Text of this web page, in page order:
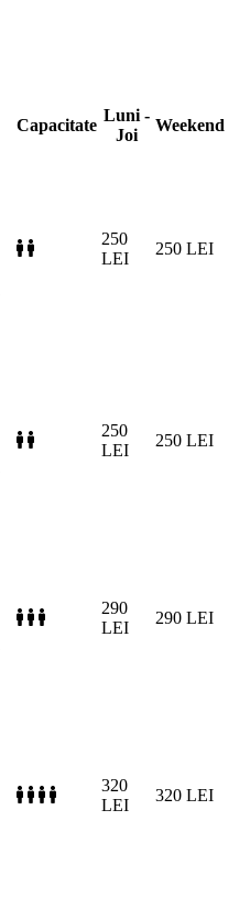
Capacitate
Luni -
Joi
Weekend
250
LEI
250 LEI
250
LEI
250 LEI
290
LEI
290 LEI
320
LEI
320 LEI